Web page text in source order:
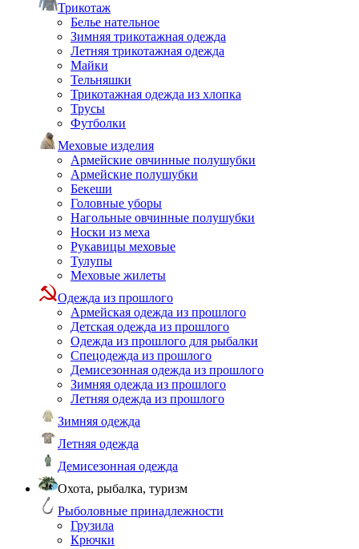
Трикотаж
Белье нательное
Зимняя трикотажная одежда
Летняя трикотажная одежда
Майки
Тельняшки
Трикотажная одежда из хлопка
Трусы
Футболки
Меховые изделия
Армейские овчинные полушубки
Армейские полушубки
Бекеши
Головные уборы
Нагольные овчинные полушубки
Носки из меха
Рукавицы меховые
Тулупы
Меховые жилеты
Одежда из прошлого
Армейская одежда из прошлого
Детская одежда из прошлого
Одежда из прошлого для рыбалки
Спецодежда из прошлого
Демисезонная одежда из прошлого
Зимняя одежда из прошлого
Летняя одежда из прошлого
Зимняя одежда
Летняя одежда
Демисезонная одежда
Охота, рыбалка, туризм
Рыболовные принадлежности
Грузила
Крючки